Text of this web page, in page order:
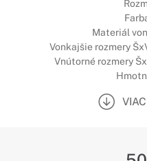
Materiál
Vonkajšie rozmery
Vnútorné rozmery